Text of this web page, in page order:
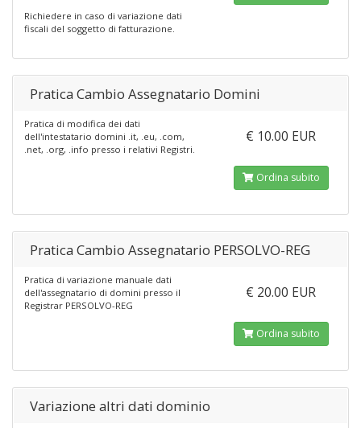
Richiedere in caso di variazione dati
fiscali del soggetto di fatturazione.
Pratica Cambio Assegnatario Domini
Pratica di modifica dei dati
dell'intestatario domini .it, .eu, .com,
.net, .org, .info presso i relativi Registri.
€ 10.00 EUR
Ordina subito
Pratica Cambio Assegnatario PERSOLVO-REG
Pratica di variazione manuale dati
dell'assegnatario di domini presso il
Registrar PERSOLVO-REG
€ 20.00 EUR
Ordina subito
Variazione altri dati dominio